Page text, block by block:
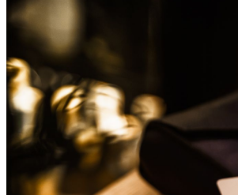
Wednesday
(Харьков)
3 943
0
Ссылка на отбор фото